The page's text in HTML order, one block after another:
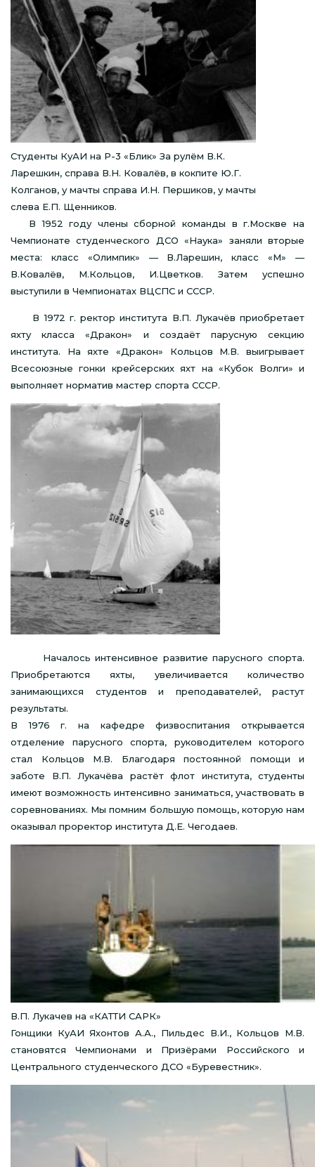
Студенты КуАИ на Р-3 «Блик» За рулём В.К.
Ларешкин, справа В.Н. Ковалёв, в кокпите Ю.Г.
Колганов, у мачты справа И.Н. Першиков, у мачты
слева Е.П. Щенников.
В 1952 году члены сборной команды в г.Москве на
Чемпионате студенческого ДСО «Наука» заняли вторые
места: класс «Олимпик» — В.Ларешин, класс «М» —
В.Ковалёв, М.Кольцов, И.Цветков. Затем успешно
выступили в Чемпионатах ВЦСПС и СССР.
В 1972 г. ректор института В.П. Лукачёв приобретает
яхту класса «Дракон» и создаёт парусную секцию
института. На яхте «Дракон» Кольцов М.В. выигрывает
Всесоюзные гонки крейсерских яхт на «Кубок Волги» и
выполняет норматив мастер спорта СССР.
Началось интенсивное развитие парусного спорта.
Приобретаются яхты, увеличивается количество
занимающихся студентов и преподавателей, растут
результаты.
В 1976 г. на кафедре физвоспитания открывается
отделение парусного спорта, руководителем которого
стал Кольцов М.В. Благодаря постоянной помощи и
заботе В.П. Лукачёва растёт флот института, студенты
имеют возможность интенсивно заниматься, участвовать в
соревнованиях. Мы помним большую помощь, которую нам
оказывал проректор института Д.Е. Чегодаев.
В.П. Лукачев на «КАТТИ САРК»
Гонщики КуАИ Яхонтов А.А., Пильдес В.И., Кольцов М.В.
становятся Чемпионами и Призёрами Российского и
Центрального студенческого ДСО «Буревестник».